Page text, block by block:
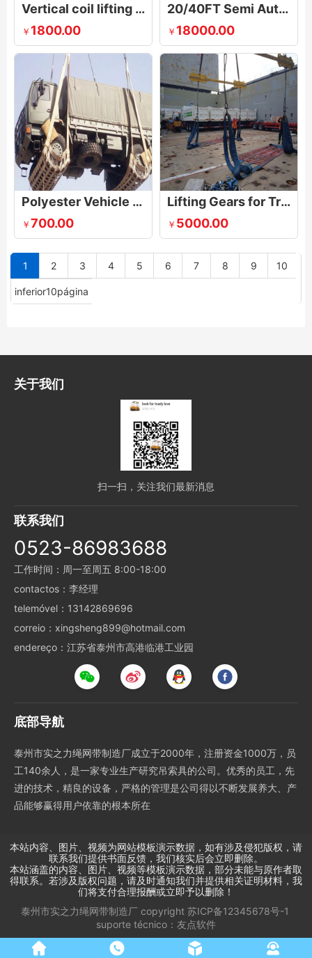
Vertical coil lifting & flipping tong
￥ 1800.00
20/40FT Semi Automatic Container Lifting Spreader Beam
￥ 18000.00
Polyester Vehicle Lifting Sling
￥ 700.00
Lifting Gears for Trucks, Vans / Cars
￥ 5000.00
1 2 3 4 5 6 7 8 9 10
inferior10página
关于我们
扫一扫，关注我们最新消息
联系我们
0523-86983688
工作时间：周一至周五 8:00-18:00
contactos：李经理
telemóvel：13142869696
correio：xingsheng899@hotmail.com
endereço：江苏省泰州市高港临港工业园
底部导航
泰州市实之力绳网带制造厂成立于2000年，注册资金1000万，员
工140余人，是一家专业生产研究吊索具的公司。优秀的员工，先
进的技术，精良的设备，严格的管理是公司得以不断发展养大、产
品能够赢得用户依靠的根本所在
本站内容、图片、视频为网站模板演示数据，如有涉及侵犯版权，请
联系我们提供书面反馈，我们核实后会立即删除。
本站涵盖的内容、图片、视频等模板演示数据，部分未能与原作者取
得联系。若涉及版权问题，请及时通知我们并提供相关证明材料，我
们将支付合理报酬或立即予以删除！
泰州市实之力绳网带制造厂copyright 苏ICP备12345678号-1
suporte técnico： 友点软件